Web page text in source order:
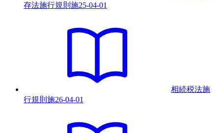
存法施行規則 施25-04-01
相続税法施
行規則 施26-04-01